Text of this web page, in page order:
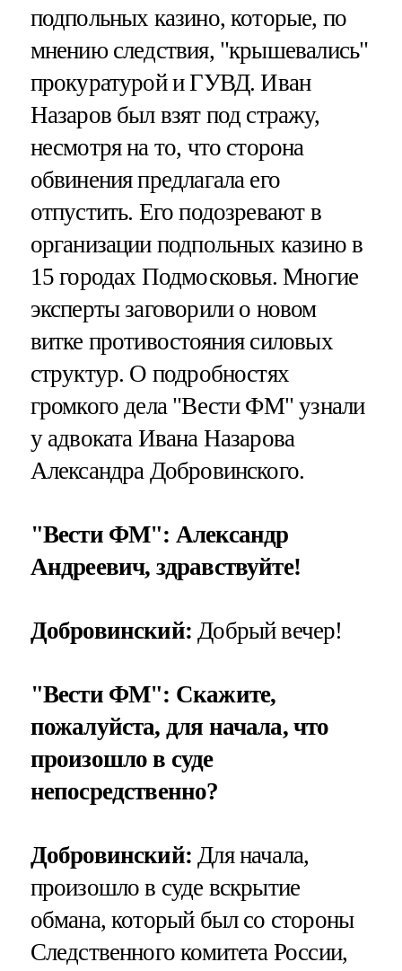
подпольных казино, которые, по
мнению следствия, "крышевались"
прокуратурой и ГУВД. Иван
Назаров был взят под стражу,
несмотря на то, что сторона
обвинения предлагала его
отпустить. Его подозревают в
организации подпольных казино в
15 городах Подмосковья. Многие
эксперты заговорили о новом
витке противостояния силовых
структур. О подробностях
громкого дела "Вести ФМ" узнали
у адвоката Ивана Назарова
Александра Добровинского.
"Вести ФМ": Александр
Андреевич, здравствуйте!
Добровинский: Добрый вечер!
"Вести ФМ": Скажите,
пожалуйста, для начала, что
произошло в суде
непосредственно?
Добровинский:Для начала,
произошло в суде вскрытие
обмана, который был со стороны
Следственного комитета России,